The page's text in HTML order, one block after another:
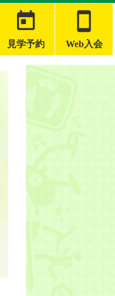

見学予約

Web入会